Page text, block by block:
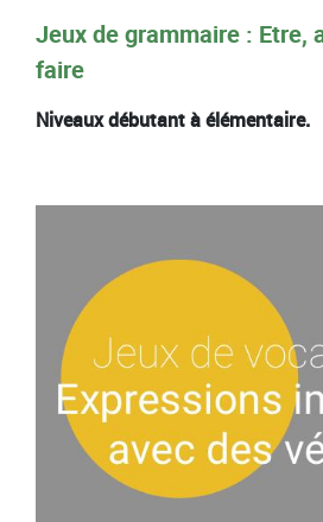
Jeux de grammaire : Etre,
faire
Niveaux débutant à élémentaire.